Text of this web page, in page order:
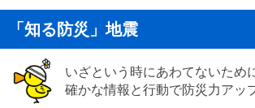
「知る防災」地震
いざという時にあわてないため
確かな情報と行動で防災力アッ